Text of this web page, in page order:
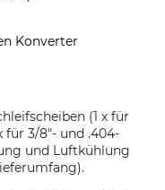
Konverter
(1 x für
für 3/8"- und .404-
und Luftkühlung